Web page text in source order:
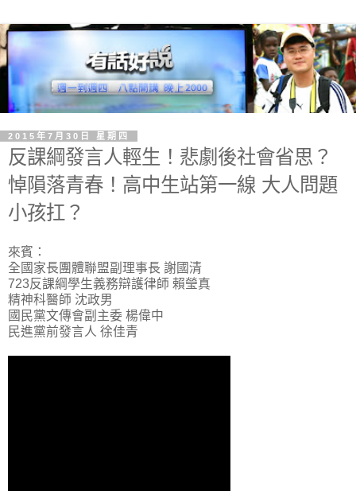
2015年7月30日 星期四
反課綱發言人輕生！悲劇後社會省思？
悼隕落青春！高中生站第一線 大人問題
小孩扛？
來賓：
全國家長團體聯盟副理事長 謝國清
723反課綱學生義務辯護律師 賴瑩真
精神科醫師 沈政男
國民黨文傳會副主委 楊偉中
民進黨前發言人 徐佳青